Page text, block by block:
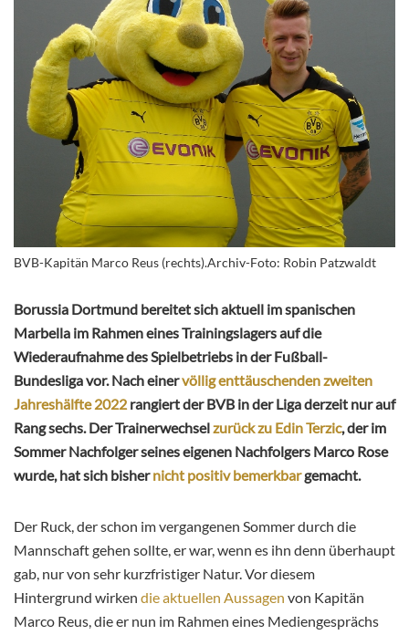
BVB-Kapitän Marco Reus (rechts).Archiv-Foto: Robin Patzwaldt
Borussia Dortmund bereitet sich aktuell im spanischen
Marbella im Rahmen eines Trainingslagers auf die
Wiederaufnahme des Spielbetriebs in der Fußball-
Bundesliga vor. Nach einervöllig enttäuschenden zweiten
Jahreshälfte 2022 rangiert der BVB in der Liga derzeit nur auf
Rang sechs. Der Trainerwechselzurück zu Edin Terzic, der im
Sommer Nachfolger seines eigenen Nachfolgers Marco Rose
wurde, hat sich bishernicht positiv bemerkbargemacht.
Der Ruck, der schon im vergangenen Sommer durch die
Mannschaft gehen sollte, er war, wenn es ihn denn überhaupt
gab, nur von sehr kurzfristiger Natur. Vor diesem
Hintergrund wirken die aktuellen Aussagen von Kapitän
Marco Reus, die er nun im Rahmen eines Mediengesprächs